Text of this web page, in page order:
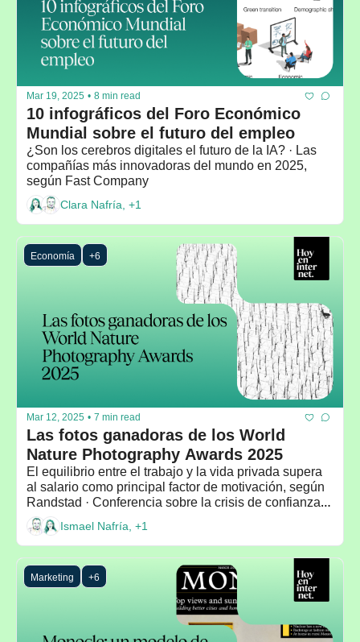
Mar 19, 2025 • 8 min read
10 infográficos del Foro Económico
Mundial sobre el futuro del empleo
¿Son los cerebros digitales el futuro de la IA? · Las
compañías más innovadoras del mundo en 2025,
según Fast Company
Clara Nafría, +1
Economía +6
Mar 12, 2025 • 7 min read
Las fotos ganadoras de los World
Nature Photography Awards 2025
El equilibrio entre el trabajo y la vida privada supera
al salario como principal factor de motivación, según
Randstad · Conferencia sobre la crisis de confianza
en el periodismo del decano de Periodismo de
ColumbiaIsmael Nafría, +1
Marketing +6